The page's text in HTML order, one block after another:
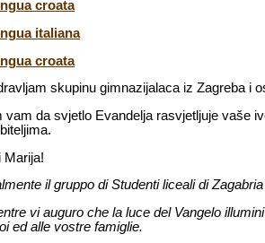
croata
italiana
croata
skupinu gimnazijalaca iz Zagreba i
vam da svjetlo Evandelja rasvjetljuje vaše
Marija!
il gruppo di Studenti liceali di
vi auguro che la luce del Vangelo
ed alle vostre famiglie.